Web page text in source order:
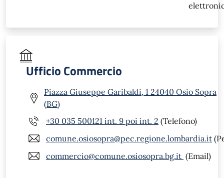
Ufficio Commercio
Piazza Giuseppe Garibaldi, 1 24040 Osio Sopra
(BG)
+30 035 500121 int. 9 poi int. 2 (Telefono)
comune.osiosopra@pec.regione.lombardia.it
commercio@comune.osiosopra.bg.it (Email)